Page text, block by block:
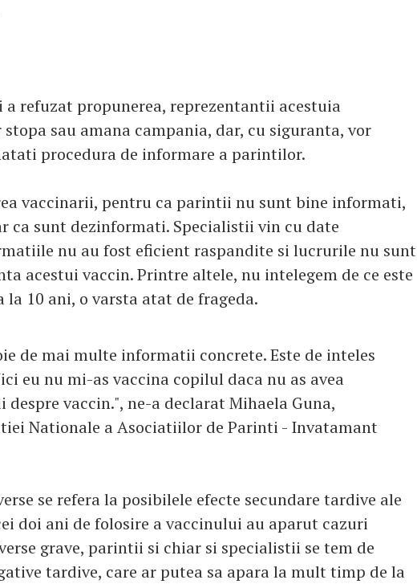
refuzat propunerea, reprezentantii acestuia
sau amana campania, dar, cu siguranta, vor
procedura de informare a parintilor.
vaccinarii, pentru ca parintii nu sunt bine informati,
ca sunt dezinformati. Specialistii vin cu date
nu au fost eficient raspandite si lucrurile nu sunt
acestui vaccin. Printre altele, nu intelegem de ce este
la 10 ani, o varsta atat de frageda.
de mai multe informatii concrete. Este de inteles
eu nu mi-as vaccina copilul daca nu as avea
vaccin.", ne-a declarat Mihaela Guna,
Nationale a Asociatiilor de Parinti - Invatamant
se refera la posibilele efecte secundare tardive ale
doi ani de folosire a vaccinului au aparut cazuri
grave, parintii si chiar si specialistii se tem de
tardive, care ar putea sa apara la mult timp de la